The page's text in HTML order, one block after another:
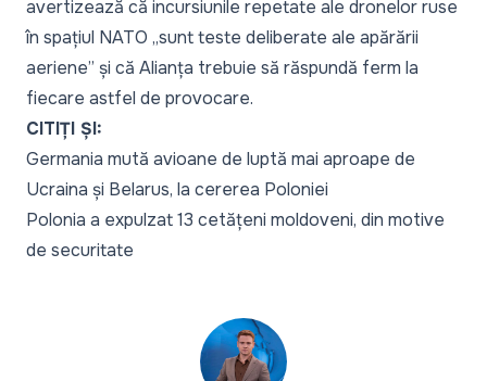
avertizează că incursiunile repetate ale dronelor ruse
în spațiul NATO „sunt teste deliberate ale apărării
aeriene” și că Alianța trebuie să răspundă ferm la
fiecare astfel de provocare.
CITIȚI ȘI:
Germania mută avioane de luptă mai aproape de
Ucraina și Belarus, la cererea Poloniei
Polonia a expulzat 13 cetățeni moldoveni, din motive
de securitate